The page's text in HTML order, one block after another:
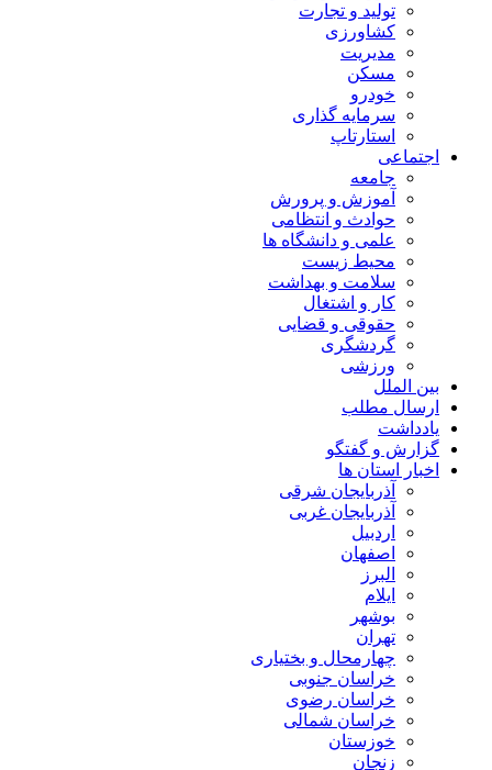
تولید و تجارت
کشاورزی
مدیریت
مسکن
خودرو
سرمایه گذاری
استارتاپ
اجتماعی
جامعه
آموزش و پرورش
حوادث و انتظامی
علمی و دانشگاه ها
محیط زیست
سلامت و بهداشت
کار و اشتغال
حقوقی و قضایی
گردشگری
ورزشی
بین الملل
ارسال مطلب
یادداشت
گزارش و گفتگو
اخبار استان ها
آذربایجان شرقی
آذربایجان غربی
اردبیل
اصفهان
البرز
ایلام
بوشهر
تهران
چهارمحال و بختیاری
خراسان جنوبی
خراسان رضوی
خراسان شمالی
خوزستان
زنجان